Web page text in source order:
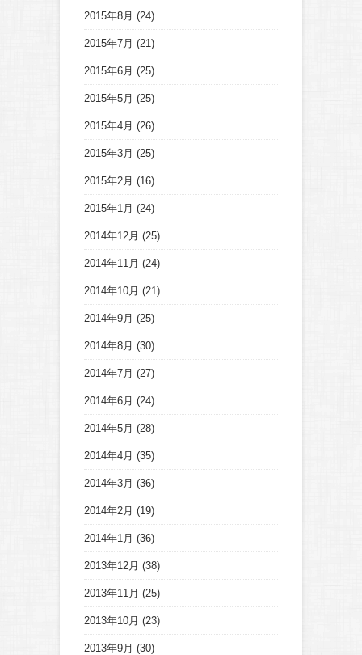
2015年8月 (24)
2015年7月 (21)
2015年6月 (25)
2015年5月 (25)
2015年4月 (26)
2015年3月 (25)
2015年2月 (16)
2015年1月 (24)
2014年12月 (25)
2014年11月 (24)
2014年10月 (21)
2014年9月 (25)
2014年8月 (30)
2014年7月 (27)
2014年6月 (24)
2014年5月 (28)
2014年4月 (35)
2014年3月 (36)
2014年2月 (19)
2014年1月 (36)
2013年12月 (38)
2013年11月 (25)
2013年10月 (23)
2013年9月 (30)